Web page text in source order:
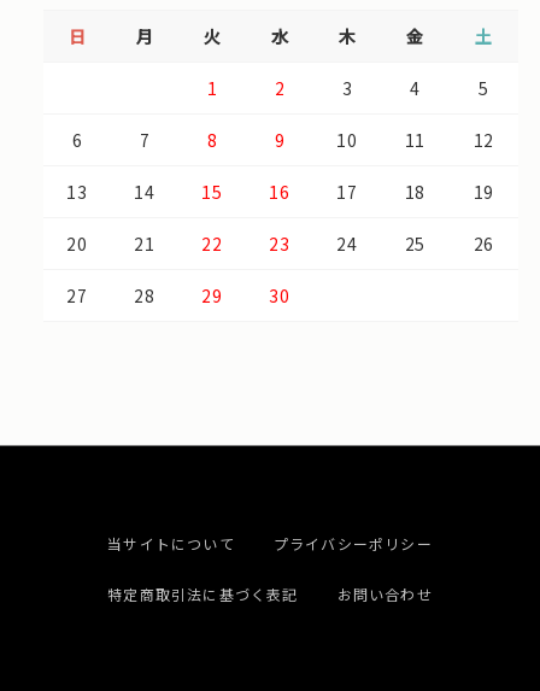
日 月 火 水 木 金 土
1 2 3 4 5
6 7 8 9 10 11 12
13 14 15 16 17 18 19
20 21 22 23 24 25 26
27 28 29 30
当サイトについて プライバシーポリシー
特定商取引法に基づく表記 お問い合わせ